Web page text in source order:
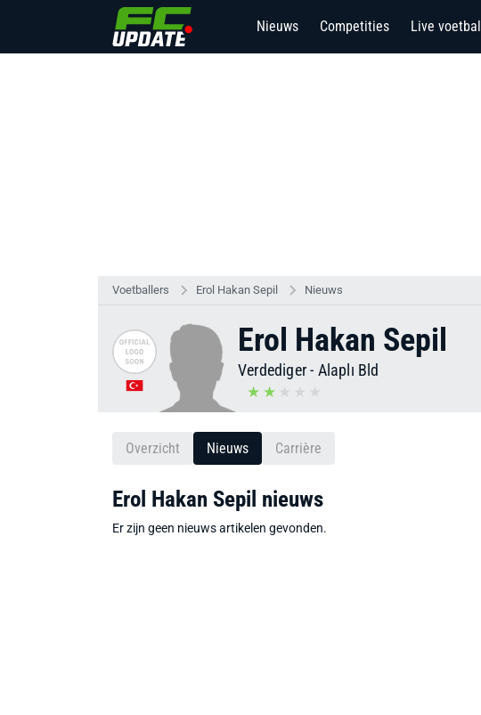
Nieuws Competities Live voetbal
Voetballers Erol Hakan Sepil Nieuws
Erol Hakan Sepil
Verdediger- Alaplı Bld
Overzicht Nieuws Carrière
Erol Hakan Sepil nieuws
Er zijn geen nieuws artikelen gevonden.